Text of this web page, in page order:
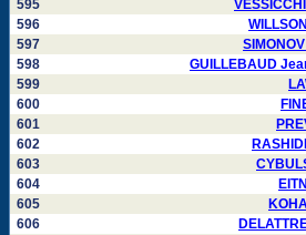
595
596
597
598
GUILLEBAUD
599
600
601
602
603
604
605
606